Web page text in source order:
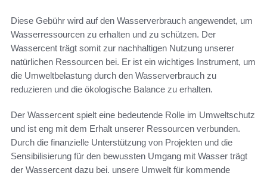
Diese Gebühr wird auf den Wasserverbrauch angewendet, um
Wasserressourcen zu erhalten und zu schützen. Der
Wassercent trägt somit zur nachhaltigen Nutzung unserer
natürlichen Ressourcen bei. Er ist ein wichtiges Instrument, um
die Umweltbelastung durch den Wasserverbrauch zu
reduzieren und die ökologische Balance zu erhalten.
Der Wassercent spielt eine bedeutende Rolle im Umweltschutz
und ist eng mit dem Erhalt unserer Ressourcen verbunden.
Durch die finanzielle Unterstützung von Projekten und die
Sensibilisierung für den bewussten Umgang mit Wasser trägt
der Wassercent dazu bei, unsere Umwelt für kommende